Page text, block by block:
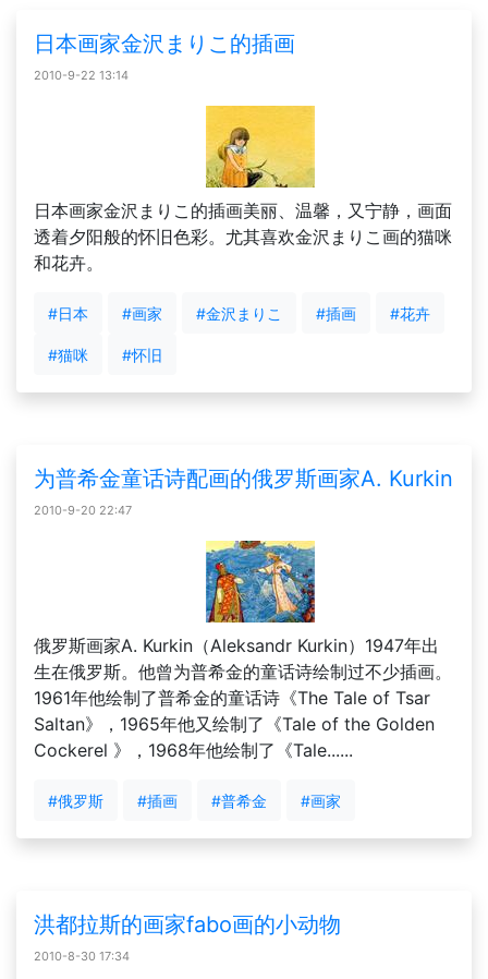
日本画家金沢まりこ的插画
2010-9-22 13:14
日本画家金沢まりこ的插画美丽、温馨，又宁静，画面
透着夕阳般的怀旧色彩。尤其喜欢金沢まりこ画的猫咪
和花卉。
#日本 #画家 #金沢まりこ #插画 #花卉
#猫咪 #怀旧
为普希金童话诗配画的俄罗斯画家A. Kurkin
2010-9-20 22:47
俄罗斯画家A. Kurkin（Aleksandr Kurkin）1947年出
生在俄罗斯。他曾为普希金的童话诗绘制过不少插画。
1961年他绘制了普希金的童话诗《The Tale of Tsar
Saltan》，1965年他又绘制了《Tale of the Golden
Cockerel 》，1968年他绘制了《Tale......
#俄罗斯 #插画 #普希金 #画家
洪都拉斯的画家fabo画的小动物
2010-8-30 17:34